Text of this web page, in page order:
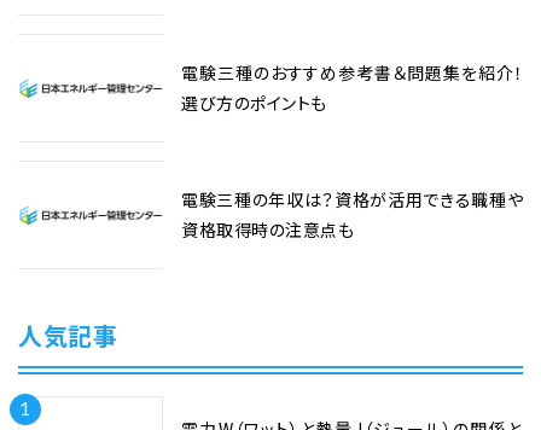
電験三種のおすすめ参考書＆問題集を紹介！
選び方のポイントも
電験三種の年収は？資格が活用できる職種や
資格取得時の注意点も
人気記事
1